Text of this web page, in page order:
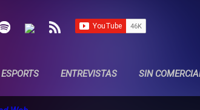
ESPORTS ENTREVISTAS SIN